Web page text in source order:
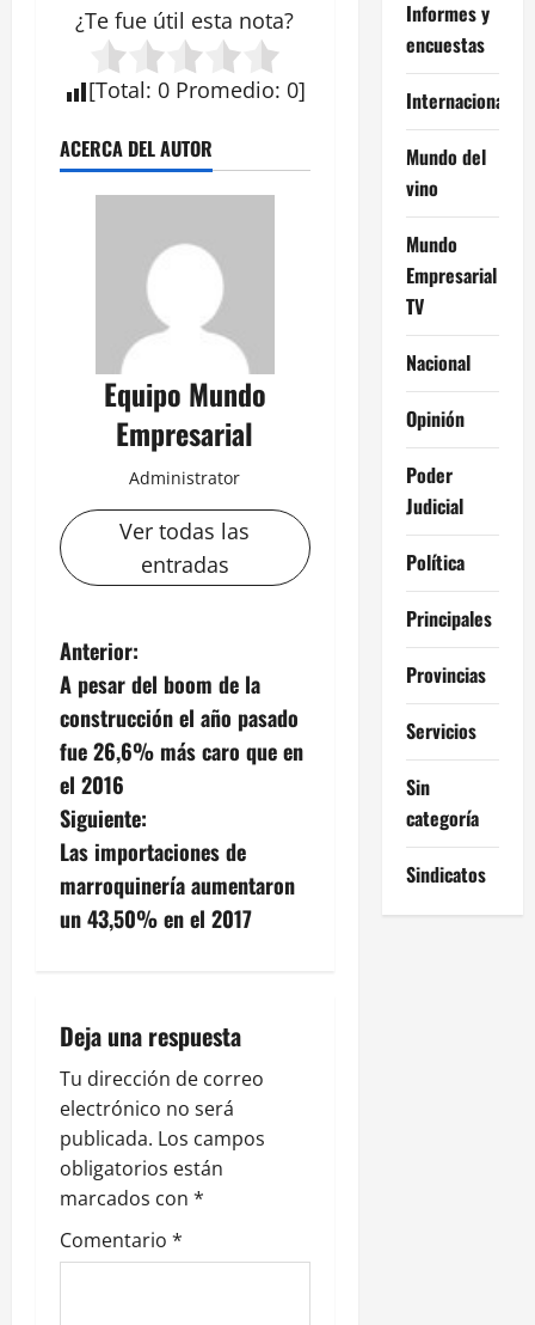
¿Te fue útil esta nota?
[Total: 0 Promedio: 0]
ACERCA DEL AUTOR
Equipo Mundo
Empresarial
Administrator
Ver todas las
entradas
N
a
v
e
g
a
ó
n
d
e
e
Anterior:
A pesar del boom de la
construcción el año pasado
fue 26,6% más caro que en
el 2016
Siguiente:
Las importaciones de
marroquinería aumentaron
un 43,50% en el 2017
Deja una respuesta
Tu dirección de correo
electrónico no será
publicada. Los campos
obligatorios están
marcados con *
Comentario *
Informes y
encuestas
Internacional
Mundo del
vino
Mundo
Empresarial
TV
Nacional
Opinión
Poder
Judicial
Política
Principales
Provincias
Servicios
Sin
categoría
Sindicatos